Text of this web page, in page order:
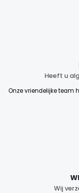
Heeft u
Onze vriendelijke team
Wij